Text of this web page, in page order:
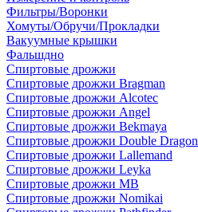
Фильтры/Воронки
Хомуты/Обручи/Прокладки
Вакуумные крышки
Фальшдно
Спиртовые дрожжи
Спиртовые дрожжи Bragman
Спиртовые дрожжи Alcotec
Спиртовые дрожжи Angel
Спиртовые дрожжи Bekmaya
Спиртовые дрожжи Double Dragon
Спиртовые дрожжи Lallemand
Спиртовые дрожжи Leyka
Спиртовые дрожжи MB
Спиртовые дрожжи Nomikai